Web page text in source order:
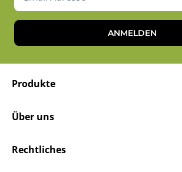
ANMELDEN
Produkte
Über uns
Rechtliches